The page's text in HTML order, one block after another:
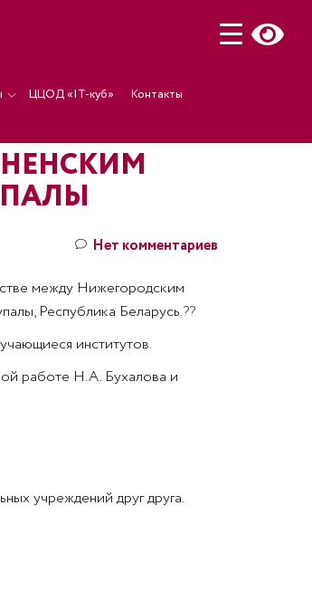
ЦЦОД «IT-куб»
Контакты
Нет комментариев
между Нижегородским
Республика Беларусь.??
институтов.
работе Н.А. Бухалова и
учреждений друг друга.